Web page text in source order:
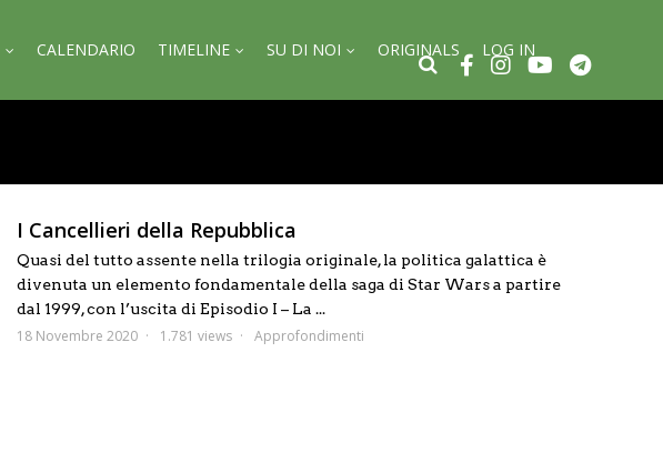
CALENDARIO TIMELINE SU DI NOI ORIGINALS LOG IN
I Cancellieri della Repubblica
Quasi del tutto assente nella trilogia originale, la politica galattica è
divenuta un elemento fondamentale della saga di Star Wars a partire
dal 1999, con l’uscita di Episodio I – La ...
18 Novembre 2020 1.781 views Approfondimenti